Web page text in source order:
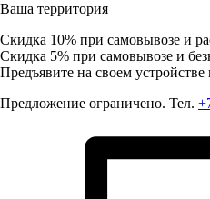
Ваша территория
Скидка 10% при самовывозе и
Скидка 5% при самовывозе и
Предъявите на своем устройстве
Предложение ограничено. Тел.